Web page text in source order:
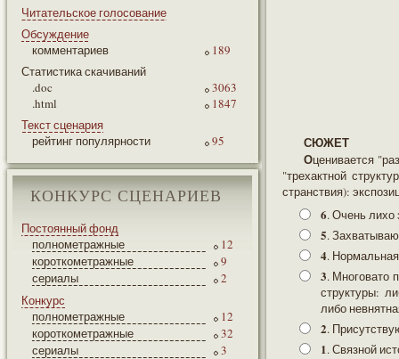
Читательское голосование
Обсуждение
комментариев
189
Статистика скачиваний
.doc
3063
.html
1847
Текст сценария
рейтинг популярности
95
КОНКУРС СЦЕНАРИЕВ
Постоянный фонд
полнометражные
12
короткометражные
9
сериалы
2
Конкурс
полнометражные
12
короткометражные
32
сериалы
3
СЮЖЕТ
Оценивается "развитие сюжета" (действия и события) и его структура. Наличие и согласованность
"трехактной
странствия):
6. Очень лихо
5.
4.
3. Многовато
структуры:
либо
2.
1. Связной